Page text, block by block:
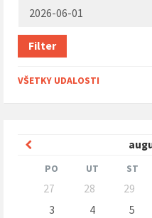
Filter
VŠETKY UDALOSTI
Predchádzajúci
mesiac
PO UT ST
Preskočit
kalendárne
27 28 29
3
4 5